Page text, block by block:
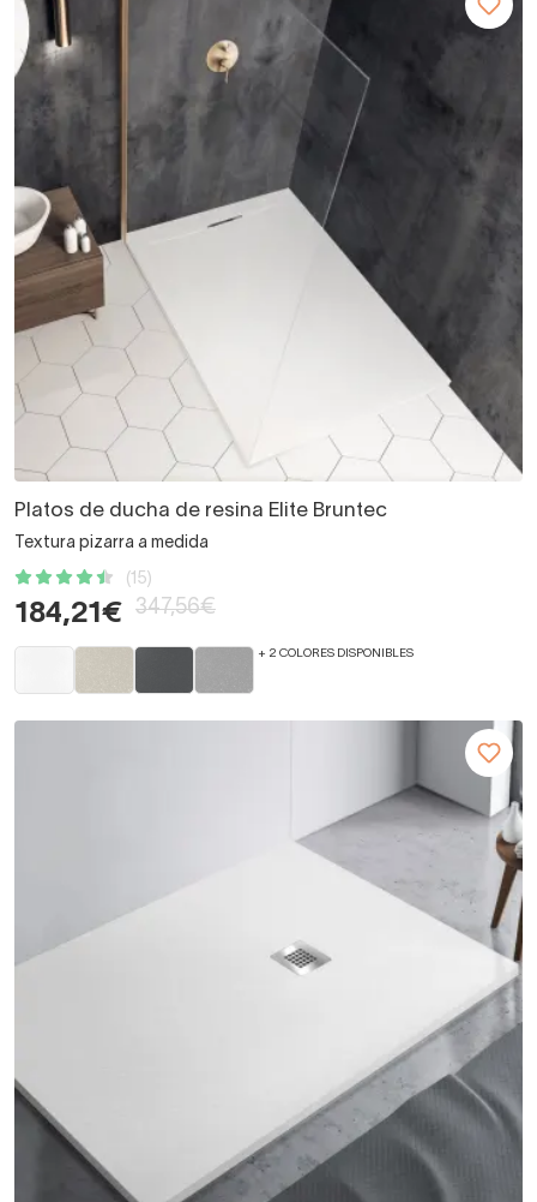
Platos de ducha de resina Elite Bruntec
Textura pizarra a medida
(15)
184,21€ 347,56€
+ 2 COLORES DISPONIBLES